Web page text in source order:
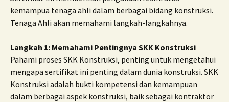
kemampua tenaga ahli dalam berbagai bidang konstruksi.
Tenaga Ahli akan memahami langkah-langkahnya.
Langkah 1: Memahami Pentingnya SKK Konstruksi
Pahami proses SKK Konstruksi, penting untuk mengetahui
mengapa sertifikat ini penting dalam dunia konstruksi. SKK
Konstruksi adalah bukti kompetensi dan kemampuan
dalam berbagai aspek konstruksi, baik sebagai kontraktor